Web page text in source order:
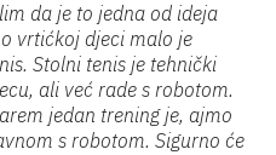
da je to jedna od ideja
vrtićkoj djeci malo je
Stolni tenis je tehnički
ali već rade s robotom.
jedan trening je, ajmo
s robotom. Sigurno će